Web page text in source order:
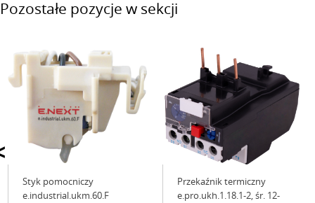
Pozostałe pozycje w sekcji
Styk pomocniczy
e.industrial.ukm.60.F
Przekaźnik termiczny
e.pro.ukh.1.18.1-2, śr. 12-